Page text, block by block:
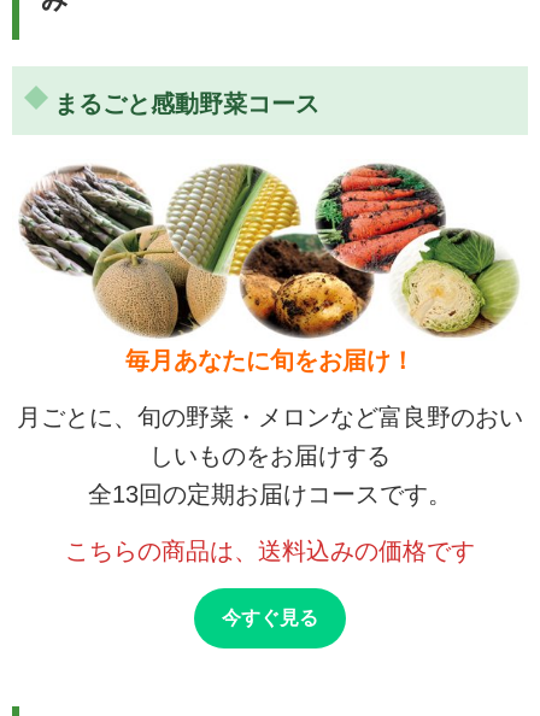
まるごと感動野菜コース
毎月あなたに旬をお届け！
月ごとに、旬の野菜・メロンなど富良野のおい
しいものをお届けする
全13回の定期お届けコースです。
こちらの商品は、送料込みの価格です
今すぐ見る